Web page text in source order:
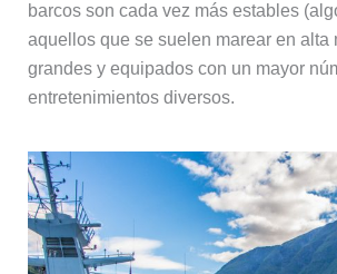
barcos son cada vez más estables
aquellos que se suelen marear en alta
grandes y equipados con un mayor
entretenimientos diversos.